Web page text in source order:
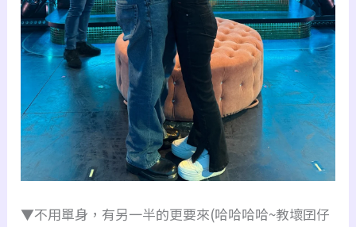
▼不用單身，有另一半的更要來(哈哈哈哈~教壞囝仔